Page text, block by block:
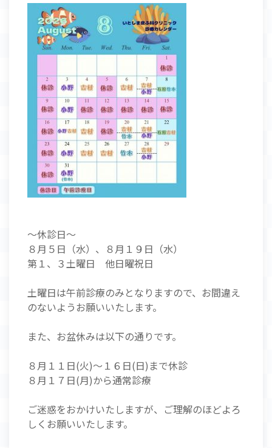
～休診日～
８月５日（水）、８月１９日（水）
第１、３土曜日 他日曜祝日
土曜日は午前診療のみとなりますので、お間違え
のないようお願いいたします。
また、お盆休みは以下の通りです。
８月１１日(火)～１６日(日)まで休診
８月１７日(月)から通常診療
ご迷惑をおかけいたしますが、ご理解のほどよろ
しくお願いいたします。